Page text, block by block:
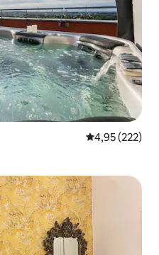
4,95 de uma
4,95 (222)